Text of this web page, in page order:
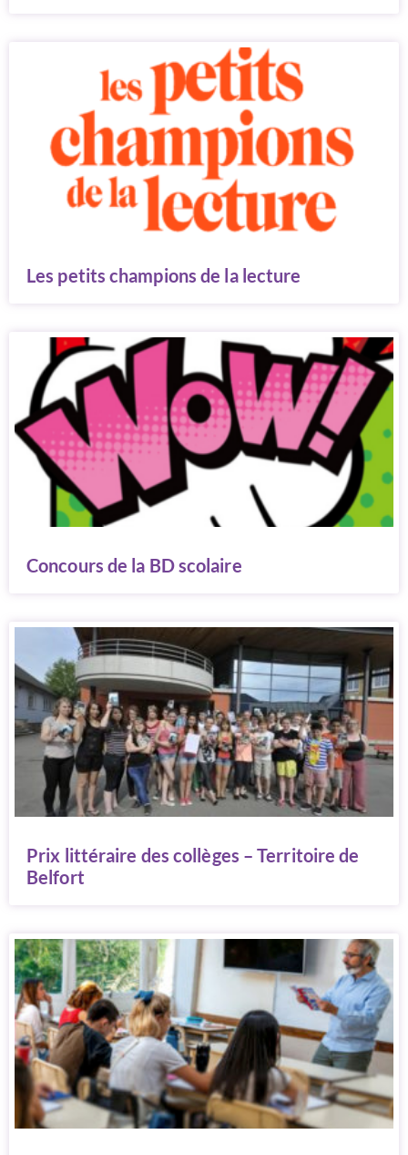
Les petits champions de la lecture
Concours de la BD scolaire
Prix littéraire des collèges – Territoire de
Belfort